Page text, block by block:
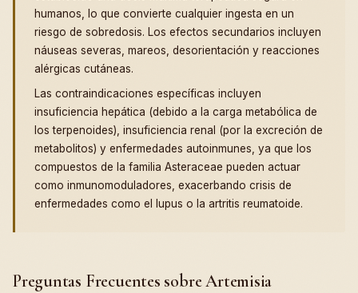
humanos, lo que convierte cualquier ingesta en un
riesgo de sobredosis. Los efectos secundarios incluyen
náuseas severas, mareos, desorientación y reacciones
alérgicas cutáneas.
Las contraindicaciones específicas incluyen
insuficiencia hepática (debido a la carga metabólica de
los terpenoides), insuficiencia renal (por la excreción de
metabolitos) y enfermedades autoinmunes, ya que los
compuestos de la familia Asteraceae pueden actuar
como inmunomoduladores, exacerbando crisis de
enfermedades como el lupus o la artritis reumatoide.
Preguntas Frecuentes sobre Artemisia